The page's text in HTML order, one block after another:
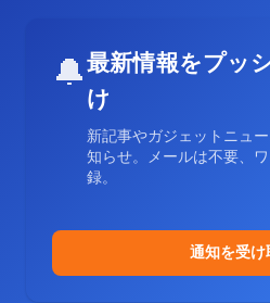
🔔最新情報をプッ
け
新記事やガジェットニュ
知らせ。メールは不要、
録。
通知を受け